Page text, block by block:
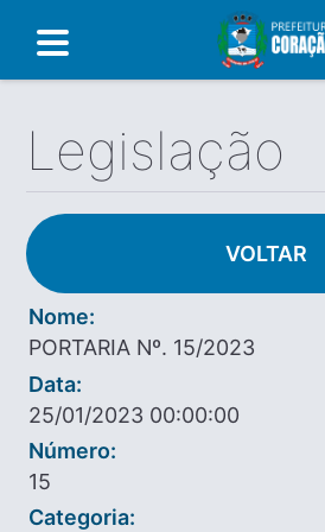
Legislação
VOLTAR
Nome:
PORTARIA Nº. 15/2023
Data:
25/01/2023 00:00:00
Número:
15
Categoria: